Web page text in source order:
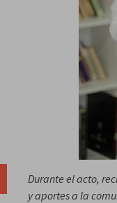
Durante el acto,
y aportes a la